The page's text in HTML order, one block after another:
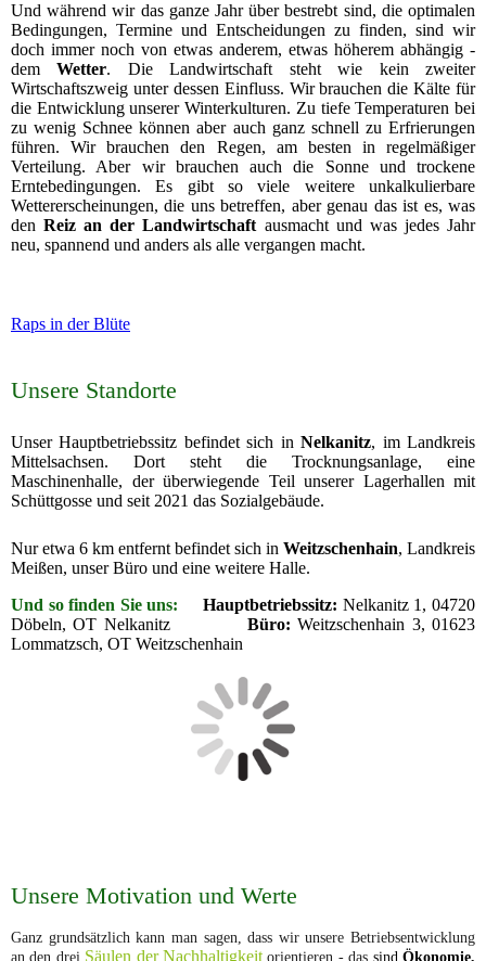
Und während wir das ganze Jahr über bestrebt sind, die optimalen
Bedingungen, Termine und Entscheidungen zu finden, sind wir
doch immer noch von etwas anderem, etwas höherem abhängig -
demWetter. Die Landwirtschaft steht wie kein zweiter
Wirtschaftszweig unter dessen Einfluss. Wir brauchen die Kälte für
die Entwicklung unserer Winterkulturen. Zu tiefe Temperaturen bei
zu wenig Schnee können aber auch ganz schnell zu Erfrierungen
führen. Wir brauchen den Regen, am besten in regelmäßiger
Verteilung. Aber wir brauchen auch die Sonne und trockene
Erntebedingungen. Es gibt so viele weitere unkalkulierbare
Wettererscheinungen, die uns betreffen, aber genau das ist es, was
denReiz an der Landwirtschaft ausmacht und was jedes Jahr
neu, spannend und anders als alle vergangen macht.
Raps in der Blüte
Unsere Standorte
Unser Hauptbetriebssitz befindet sich inNelkanitz, im Landkreis
Mittelsachsen. Dort steht die Trocknungsanlage, eine
Maschinenhalle, der überwiegende Teil unserer Lagerhallen mit
Schüttgosse und seit 2021 das Sozialgebäude.
Nur etwa 6 km entfernt befindet sich in Weitzschenhain, Landkreis
Meißen, unser Büro und eine weitere Halle.
Und so finden Sie uns:
Hauptbetriebssitz: Nelkanitz 1, 04720
Döbeln, OT NelkanitzBüro: Weitzschenhain 3, 01623
Lommatzsch, OT Weitzschenhain
Unsere Motivation und Werte
Ganz grundsätzlich kann man sagen, dass wir unsere Betriebsentwicklung
an den drei Säulen der Nachhaltigkeit orientieren - das sindÖkonomie,